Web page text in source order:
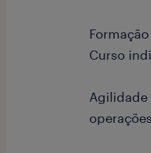
Curso
Agilidade